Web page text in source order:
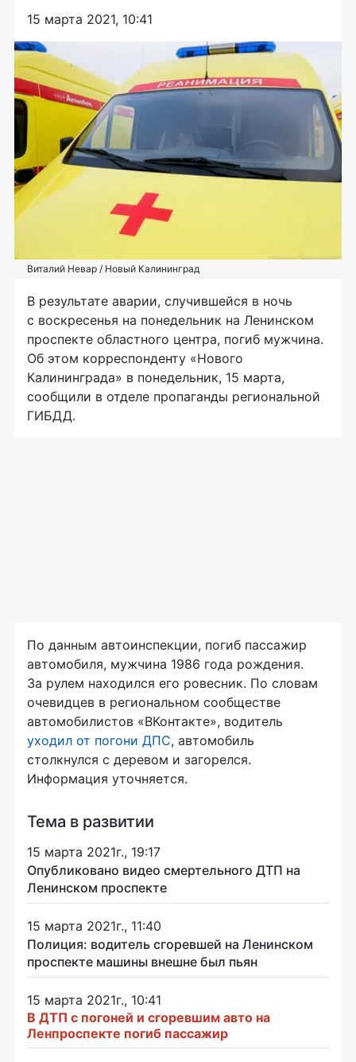
15 марта 2021, 10:41
Виталий Невар / Новый Калининград
В результате аварии, случившейся в ночь
с воскресенья на понедельник на Ленинском
проспекте областного центра, погиб мужчина.
Об этом корреспонденту «Нового
Калининграда» в понедельник, 15 марта,
сообщили в отделе пропаганды региональной
ГИБДД.
По данным автоинспекции, погиб пассажир
автомобиля, мужчина 1986 года рождения.
За рулем находился его ровесник. По словам
очевидцев в региональном сообществе
автомобилистов «ВКонтакте», водитель
уходил от погони ДПС, автомобиль
столкнулся с деревом и загорелся.
Информация уточняется.
Тема в развитии
15 марта 2021г., 19:17
Опубликовано видео смертельного ДТП на
Ленинском проспекте
15 марта 2021г., 11:40
Полиция: водитель сгоревшей на Ленинском
проспекте машины внешне был пьян
15 марта 2021г., 10:41
В ДТП с погоней и сгоревшим авто на
Ленпроспекте погиб пассажир